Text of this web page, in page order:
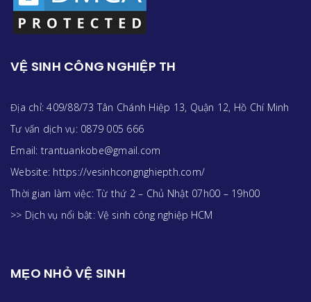
VỆ SINH CÔNG NGHIỆP TH
Địa chỉ: 409/88/73 Tân Chánh Hiệp 13, Quận 12, Hồ Chí Minh
Tư vấn dịch vụ: 0879 005 666
Email: trantuankobe@gmail.com
Website: https://vesinhcongnghiepth.com/
Thời gian làm việc: Từ thứ 2 – Chủ Nhật 07h00 – 19h00
>> Dịch vụ nổi bật: Vệ sinh công nghiệp HCM
MẸO NHỎ VỆ SINH